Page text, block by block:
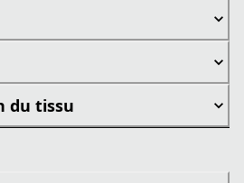
du tissu